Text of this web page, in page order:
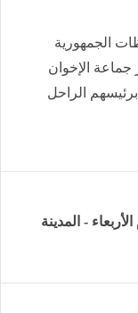
الجمهورية
الإخوان
أطاحت برئيسهم الراحل
- المدينة